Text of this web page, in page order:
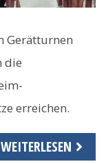
Gerätturnen
die
erreichen.
WEITERLESEN